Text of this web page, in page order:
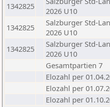
1342825
2026 U10
1342825
Salzburger Std-
2026 U10
1342825
Salzburger Std-
2026 U10
Gesamtpartien 7
Elozahl per
Elozahl per
Elozahl per